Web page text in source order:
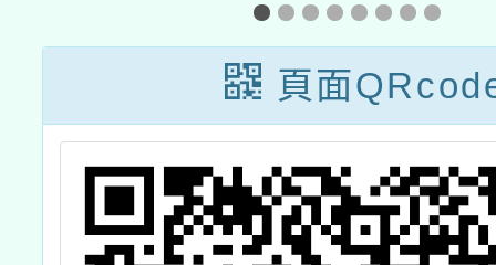
暨行
育專
頁面